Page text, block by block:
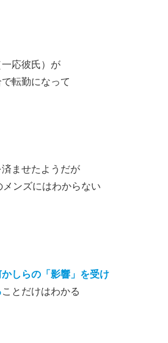
応彼氏）が
転勤になって
ませたようだが
ンズにはわからない
かしらの 「影響」 を受け
ことだけはわかる